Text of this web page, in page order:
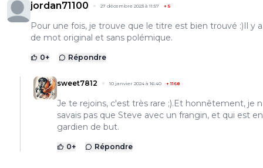
jordan71100 27 décembre 2023 à 11:57 +5
Pour une fois, je trouve que le titre est bien trouvé :)Il y
de mot original et sans polémique.
0+ Répondre
sweet7812 10 janvier 2024 à 16:40 +1168
Je te rejoins, c'est très rare ;).Et honnêtement, je
savais pas que Steve avec un frangin, et qui est
gardien de but.
0+ Répondre